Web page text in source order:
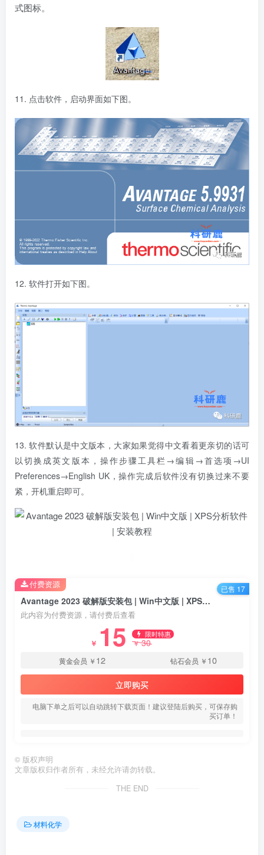
式图标。
11. 点击软件，启动界面如下图。
12. 软件打开如下图。
13. 软件默认是中文版本，大家如果觉得中文看着更亲切的话可
以切换成英文版本，操作步骤工具栏→编辑→首选项→UI
Preferences→English UK，操作完成后软件没有切换过来不要
紧，开机重启即可。
Avantage 2023 破解版安装包 | Win中文版 | XPS分析软件 | 安装教程
此内容为付费资源，请付费后查看
￥ 15 限时特惠
￥30
黄金会员 ￥ 12 钻石会员 ￥ 10
立即购买
电脑下单之后可以自动跳转下载页面！建议登陆后购买，可保存购
买订单！
付费资源 已售 17
© 版权声明
文章版权归作者所有，未经允许请勿转载。
THE END
材料化学